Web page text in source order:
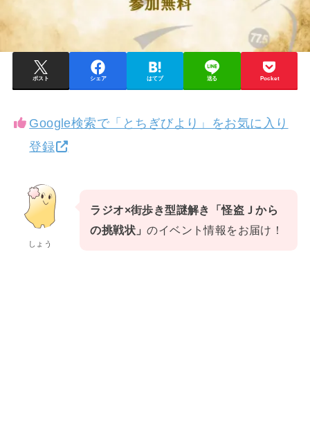
ポスト シェア はてブ 送る Pocket
Google検索で「とちぎびより」をお気に入り
登録
しょう
ラジオ×街歩き型謎解き「怪盗Ｊから
の挑戦状」のイベント情報をお届け！